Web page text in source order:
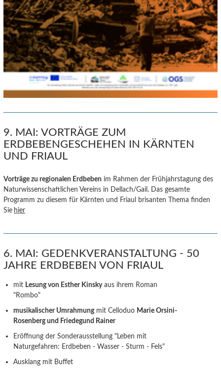
9. MAI: VORTRÄGE ZUM
ERDBEBENGESCHEHEN IN KÄRNTEN
UND FRIAUL
Vorträge zu regionalen Erdbeben im Rahmen der Frühjahrstagung des
Naturwissenschaftlichen Vereins in Dellach/Gail. Das gesamte
Programm zu diesem für Kärnten und Friaul brisanten Thema finden
Sie hier
6. MAI: GEDENKVERANSTALTUNG - 50
JAHRE ERDBEBEN VON FRIAUL
mit Lesung von Esther Kinskyaus ihrem Roman
"Rombo"
musikalischer Umrahmungmit Celloduo Marie Orsini-
Rosenberg und Friedegund Rainer
Eröffnung der Sonderausstellung "Leben mit
Naturgefahren: Erdbeben - Wasser - Sturm - Fels"
Ausklang mit Buffet